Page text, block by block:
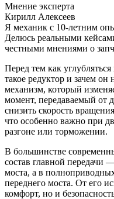
Мнение эксперта
Кирилл Алексеев
Я механик с 10-летним
Делюсь реальными
честными мнениями о
Перед тем как
такое редуктор и зачем
механизм, который
момент, передаваемый от
снизить скорость
что особенно важно при
разгоне или торможении.
В большинстве
состав главной передачи
моста, а в
переднего моста. От его
комфорт, но и